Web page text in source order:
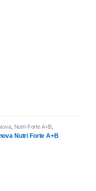
, Nutri-Forte A+B,
Nutri Forte A+B